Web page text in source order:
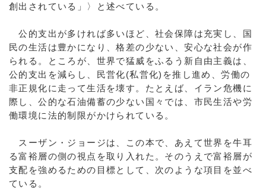
創出されている」〉と述べている。
公的支出が多ければ多いほど、社会保障は充実し、国
民の生活は豊かになり、格差の少ない、安心な社会が作
られる。ところが、世界で猛威をふるう新自由主義は、
公的支出を減らし、民営化(私営化)を推し進め、労働の
非正規化に走って生活を壊す。たとえば、イラン危機に
際し、公的な石油備蓄の少ない国々では、市民生活や労
働環境に法的制限がかけられている。
スーザン・ジョージは、この本で、あえて世界を牛耳
る富裕層の側の視点を取り入れた。そのうえで富裕層が
支配を強めるための目標として、次のような項目を並べ
ている。